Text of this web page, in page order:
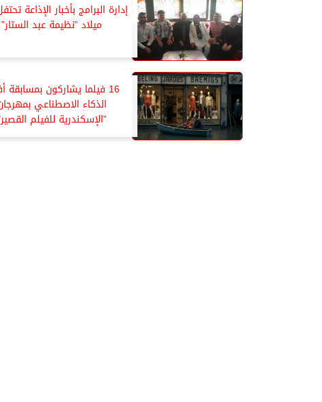
إدارة البرامج بأخبار الإذاعة
ميلاد ”نظيمة عبد الستار”
16 فيلما يشاركون بمسابقة
الذكاء الاصطناعي
”الإسكندرية للفيلم